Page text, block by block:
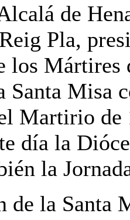
de
Pla,
los Mártires
Santa Misa
Martirio de
día la
la
de la Santa